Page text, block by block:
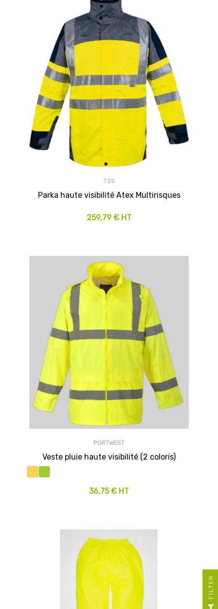
T2S
Parka haute visibilité Atex Multirisques
259,79 € HT
PORTWEST
Veste pluie haute visibilité (2 coloris)
36,75 € HT
R